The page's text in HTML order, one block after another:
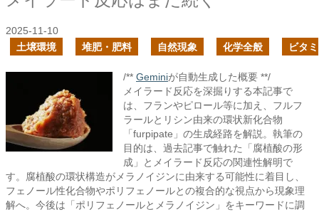
2025-11-10
土壌環境
堆肥・肥料 自然現象 化学全般 ビタ
/** Geminiが自動生成した概要 **/
メイラード反応を深掘りする本記事で
は、フランやピロール等に加え、フルフ
ラールとリシン由来の環状新化合物
「furpipate」の生成経路を解説。執筆の
目的は、過去記事で触れた「腐植酸の形
成」とメイラード反応の関連性解明で
す。腐植酸の環状構造がメラノイジンに由来する可能性に着目し、
フェノール性化合物やポリフェノールとの複合的な視点から現象理
解へ。今後は「ポリフェノールとメラノイジン」をキーワードに調